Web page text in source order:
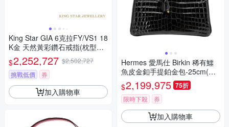
King Star GIA 6克拉FY/VS1 18
K金 天然黃彩鑽石戒指(枕型花
式車工)戒墜兩用
$2,252,727 $2,502,727
挑戰低價
券
加入購物車
Hermes 愛馬仕 Birkin 稀有鱷
魚皮金釦手提鉑金包-25cm(U
刻/89黑)
$2,199,975 75折
限時下殺 券
加入購物車